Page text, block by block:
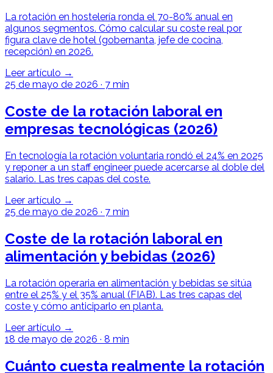
La rotación en hostelería ronda el 70-80% anual en
algunos segmentos. Cómo calcular su coste real por
figura clave de hotel (gobernanta, jefe de cocina,
recepción) en 2026.
Leer artículo →
25 de mayo de 2026 · 7 min
Coste de la rotación laboral en
empresas tecnológicas (2026)
En tecnología la rotación voluntaria rondó el 24% en 2025
y reponer a un staff engineer puede acercarse al doble del
salario. Las tres capas del coste.
Leer artículo →
25 de mayo de 2026 · 7 min
Coste de la rotación laboral en
alimentación y bebidas (2026)
La rotación operaria en alimentación y bebidas se sitúa
entre el 25% y el 35% anual (FIAB). Las tres capas del
coste y cómo anticiparlo en planta.
Leer artículo →
18 de mayo de 2026 · 8 min
Cuánto cuesta realmente la rotación